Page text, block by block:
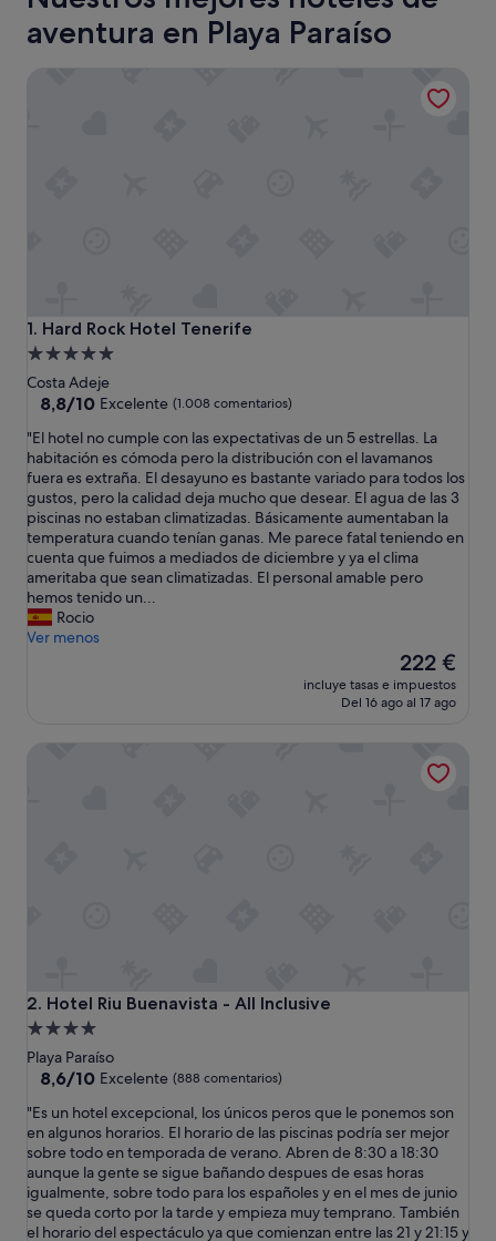
aventura en Playa Paraíso
1. Hard Rock Hotel Tenerife
Hard Rock Hotel Tenerife
Alojamiento
de
5.0 estrellas
Costa Adeje
8.8
10,
Excelente,
(1.008 comentarios)
8,8/10 Excelente (1.008 comentarios)
"
E
l
h
o
t
e
l
n
o
c
a
t
v
d
e
u
n
5
e
s
"El hotel no cumple con las expectativas de un 5 estrellas. La
habitación es cómoda pero la distribución con el lavamanos
fuera es extraña. El desayuno es bastante variado para todos los
gustos, pero la calidad deja mucho que desear. El agua de las 3
piscinas no estaban climatizadas. Básicamente aumentaban la
temperatura cuando tenían ganas. Me parece fatal teniendo en
cuenta que fuimos a mediados de diciembre y ya el clima
ameritaba que sean climatizadas. El personal amable pero
hemos tenido un...
Rocio
Ver menos
El
precio
actual
222 €
222 €
incluye tasas e impuestos
Del 16 ago al 17 ago
2. Hotel Riu Buenavista - All Inclusive
Hotel Riu Buenavista - All Inclusive
Alojamiento
de
4.0 estrellas
Playa Paraíso
8.6
10,
Excelente,
(888 comentarios)
8,6/10 Excelente (888 comentarios)
"
E
s
u
n
h
o
"Es un hotel excepcional, los únicos peros que le ponemos son
en algunos horarios. El horario de las piscinas podría ser mejor
sobre todo en temporada de verano. Abren de 8:30 a 18:30
aunque la gente se sigue bañando despues de esas horas
igualmente, sobre todo para los españoles y en el mes de junio
se queda corto por la tarde y empieza muy temprano. También
el horario del espectáculo ya que comienzan entre las 21 y 21:15 y